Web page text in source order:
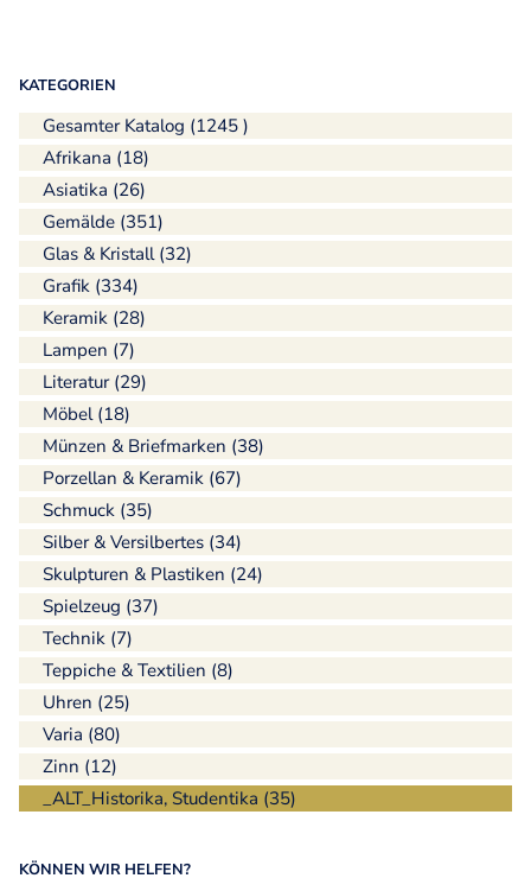
KATEGORIEN
Gesamter Katalog (1245 )
Afrikana (18)
Asiatika (26)
Gemälde (351)
Glas & Kristall (32)
Grafik (334)
Keramik (28)
Lampen (7)
Literatur (29)
Möbel (18)
Münzen & Briefmarken (38)
Porzellan & Keramik (67)
Schmuck (35)
Silber & Versilbertes (34)
Skulpturen & Plastiken (24)
Spielzeug (37)
Technik (7)
Teppiche & Textilien (8)
Uhren (25)
Varia (80)
Zinn (12)
_ALT_Historika, Studentika (35)
KÖNNEN WIR HELFEN?